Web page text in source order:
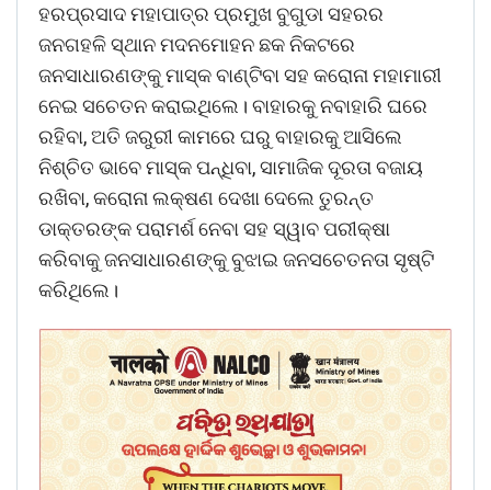
ହରପ୍ରସାଦ ମହାପାତ୍ର ପ୍ରମୁଖ ବୁଗୁଡା ସହରର
ଜନଗହଳି ସ୍ଥାନ ମଦନମୋହନ ଛକ ନିକଟରେ
ଜନସାଧାରଣଙ୍କୁ ମାସ୍କ ବାଣ୍ଟିବା ସହ କରୋନା ମହାମାରୀ
ନେଇ ସଚେତନ କରାଇଥିଲେ। ବାହାରକୁ ନବାହାରି ଘରେ
ରହିବା, ଅତି ଜରୁରୀ କାମରେ ଘରୁ ବାହାରକୁ ଆସିଲେ
ନିଶ୍ଚିତ ଭାବେ ମାସ୍କ ପନ୍ଧିବା, ସାମାଜିକ ଦୂରତା ବଜାୟ
ରଖିବା, କରୋନା ଲକ୍ଷଣ ଦେଖା ଦେଲେ ତୁରନ୍ତ
ଡାକ୍ତରଙ୍କ ପରାମର୍ଶ ନେବା ସହ ସ୍ୱାବ ପରୀକ୍ଷା
କରିବାକୁ ଜନସାଧାରଣଙ୍କୁ ବୁଝାଇ ଜନସଚେତନତା ସୃଷ୍ଟି
କରିଥିଲେ।